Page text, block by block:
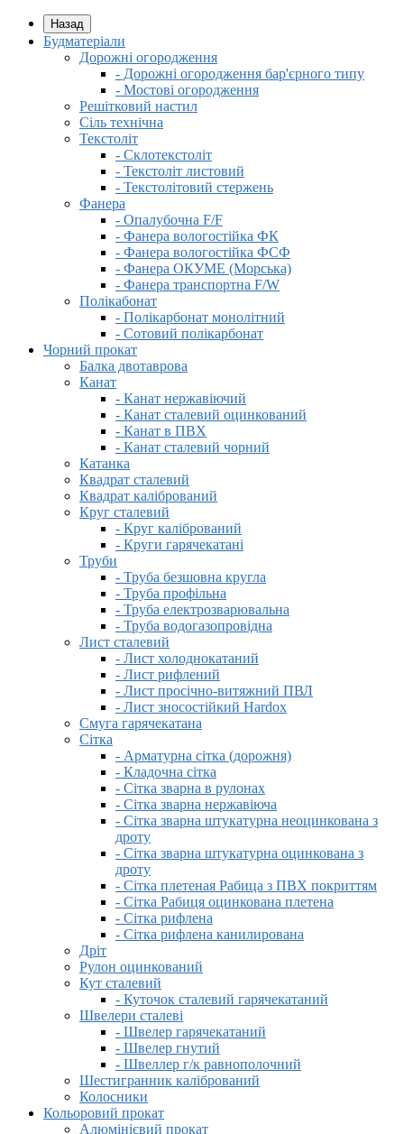
Назад
Будматеріали
Дорожні огородження
- Дорожні огородження бар'єрного типу
- Мостові огородження
Решітковий настил
Сіль технічна
Текстоліт
- Склотекстоліт
- Текстоліт листовий
- Текстолітовий стержень
Фанера
- Опалубочна F/F
- Фанера вологостійка ФК
- Фанера вологостійка ФСФ
- Фанера ОКУМЕ (Морська)
- Фанера транспортна F/W
Полікабонат
- Полікарбонат монолітний
- Сотовий полікарбонат
Чорний прокат
Балка двотаврова
Канат
- Канат нержавіючий
- Канат сталевий оцинкований
- Канат в ПВХ
- Канат сталевий чорний
Катанка
Квадрат сталевий
Квадрат калібрований
Круг сталевий
- Круг калібрований
- Круги гарячекатані
Труби
- Труба безшовна кругла
- Труба профільна
- Труба електрозварювальна
- Труба водогазопровідна
Лист сталевий
- Лист холоднокатаний
- Лист рифлений
- Лист просічно-витяжний ПВЛ
- Лист зносостійкий Hardox
Смуга гарячекатана
Сітка
- Арматурна сітка (дорожня)
- Кладочна сітка
- Сітка зварна в рулонах
- Сітка зварна нержавіюча
- Сітка зварна штукатурна неоцинкована з
дроту
- Сітка зварна штукатурна оцинкована з
дроту
- Сітка плетеная Рабица з ПВХ покриттям
- Сітка Рабиця оцинкована плетена
- Сітка рифлена
- Сітка рифлена канилирована
Дріт
Рулон оцинкований
Кут сталевий
- Куточок сталевий гарячекатаний
Швелери сталеві
- Швелер гарячекатаний
- Швелер гнутий
- Швеллер г/к равнополочний
Шестигранник калібрований
Колосники
Кольоровий прокат
Алюмінієвий прокат